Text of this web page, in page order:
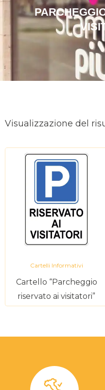
Visualizzazione del
Cartelli Informativi
Cartello “Parcheggio
riservato ai visitatori”